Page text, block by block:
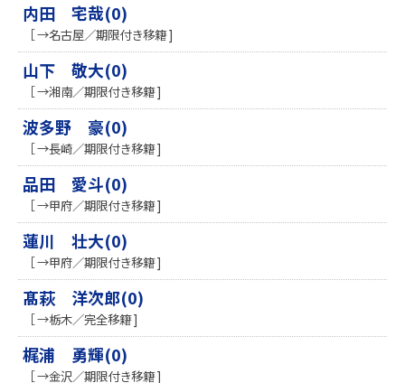
内田 宅哉(0)
［ →名古屋／期限付き移籍 ]
山下 敬大(0)
［ →湘南／期限付き移籍 ]
波多野 豪(0)
［ →長崎／期限付き移籍 ]
品田 愛斗(0)
［ →甲府／期限付き移籍 ]
蓮川 壮大(0)
［ →甲府／期限付き移籍 ]
髙萩 洋次郎(0)
［ →栃木／完全移籍 ]
梶浦 勇輝(0)
［ →金沢／期限付き移籍 ]